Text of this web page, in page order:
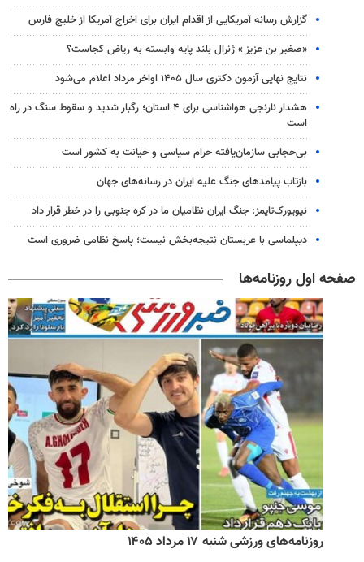
گزارش رسانه آمریکایی از اقدام ایران برای اخراج آمریکا از خلیج فارس
«صغیر بن عزیز » ژنرال بلند پایه وابسته به ریاض کجاست؟
نتایج نهایی آزمون دکتری سال ۱۴۰۵ اواخر مرداد اعلام می‌شود
هشدار نارنجی هواشناسی برای ۴ استان؛ رگبار شدید و سقوط سنگ در راه
است
بی‌حجابی سازمان‌یافته حرام سیاسی و خیانت به کشور است
بازتاب پیامدهای جنگ علیه ایران در رسانه‌های جهان
نیویورک‌تایمز: جنگ ایران نظامیان ما در کره جنوبی را در خطر قرار داد
دیپلماسی با عربستان نتیجه‌بخش نیست؛ پاسخ نظامی ضروری است
صفحه اول روزنامه‌ها
روزنامه‌های ورزشی شنبه ۱۷ مرداد ۱۴۰۵